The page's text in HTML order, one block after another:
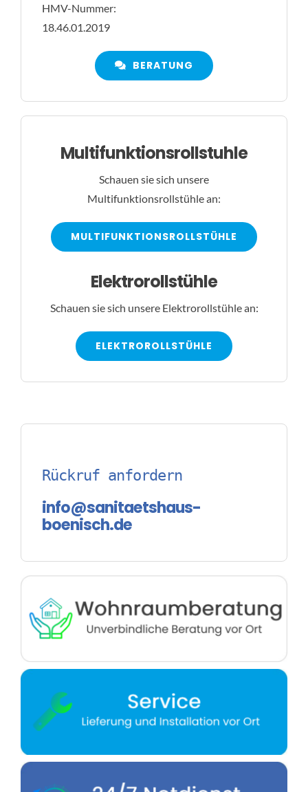
HMV-Nummer:
18.46.01.2019
BERATUNG
Multifunktionsrollstuhle
Schauen sie sich unsere
Multifunktionsrollstühle an:
MULTIFUNKTIONSROLLSTÜHLE
Elektrorollstühle
Schauen sie sich unsere Elektrorollstühle an:
ELEKTROROLLSTÜHLE
Rückruf anfordern
info@sanitaetshaus-
boenisch.de